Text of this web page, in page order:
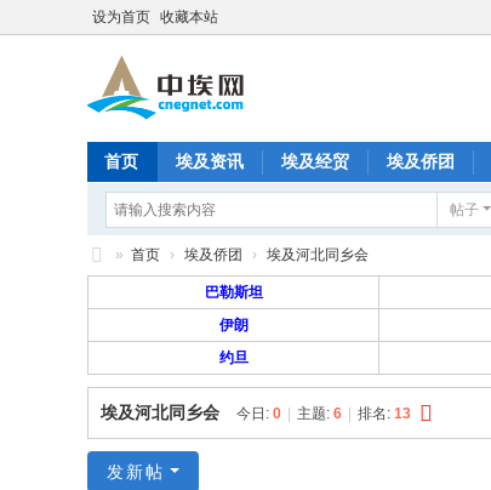
设为首页 收藏本站
首页 埃及资讯 埃及经贸 埃及侨团
帖子
» 首页 › 埃及侨团 › 埃及河北同乡会
巴勒斯坦
伊朗
约旦
埃及河北同乡会 今日: 0 主题: 6 排名: 13
发新帖